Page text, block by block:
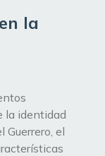
la
la identidad
Guerrero, el